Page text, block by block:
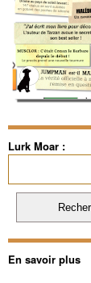
Lurk Moar :
En savoir plus